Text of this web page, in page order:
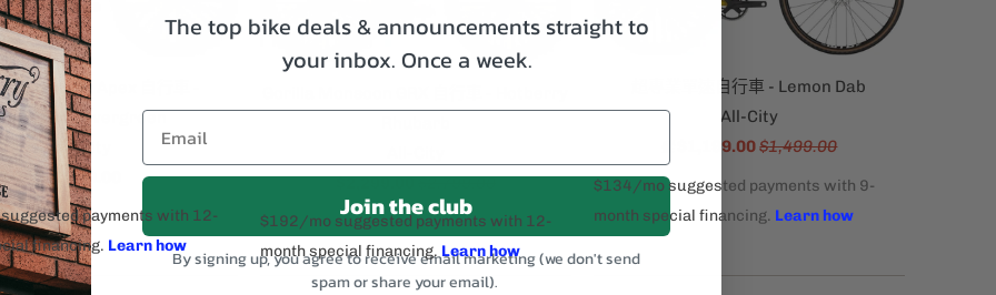
Monsoon Apex 自行車 -
Evergreen
All-City
$1,999.00
$2,299.00$2,799.00
超專業單速自行車 - Lemon Dab
All-City
$1,199.00$1,499.00
The top bike deals & announcements straight to
your inbox. Once a week.
Join the club
By signing up, you agree to receive email marketing (we don't send
spam or share your email).